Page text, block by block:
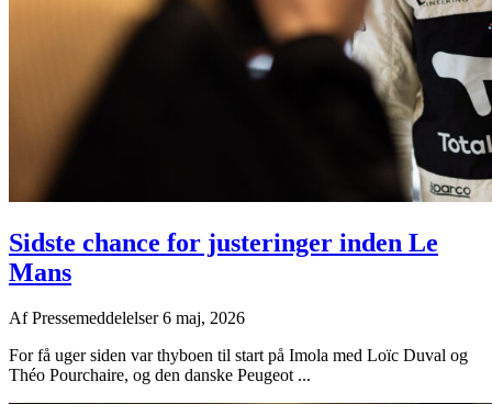
Sidste chance for justeringer inden Le
Mans
AfPressemeddelelser6 maj, 2026
For få uger siden var thyboen til start på Imola med Loïc Duval og
Théo Pourchaire, og den danske Peugeot ...